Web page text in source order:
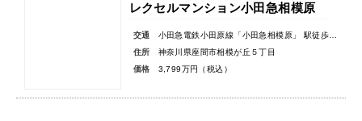
レクセルマンション小田急相模原
交通
小田急電鉄小田原線「小田急相模原」 駅徒歩6分
住所
神奈川県座間市相模が丘５丁目
価格
3,799万円（税込）